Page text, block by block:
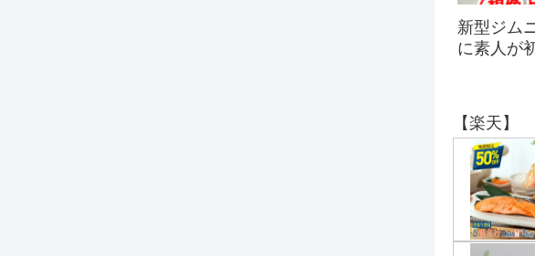
新型ジム
に素人が
【楽天】